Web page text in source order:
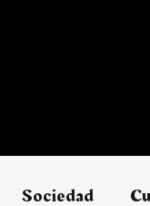
Sociedad